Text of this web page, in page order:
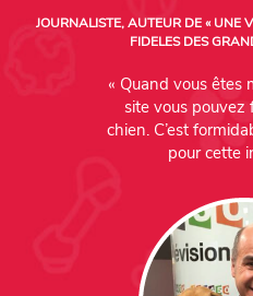
JOURNALISTE, AUTEUR DE « UNE
FIDELES DES
« Quand vous êtes
site vous pouvez
chien. C’est
pour cette